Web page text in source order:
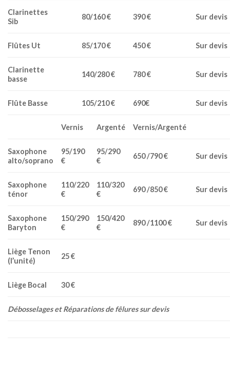
Clarinettes
Sib
80/160 € 390 € Sur devis
Flûtes Ut 85/170 € 450 € Sur devis
Clarinette
basse
140/280 € 780 € Sur devis
Flûte Basse 105/210 € 690€ Sur devis
Vernis Argenté Vernis/Argenté
Saxophone
alto/soprano
95/190
€
95/290
€
650 /790 € Sur devis
Saxophone
ténor
110/220
€
110/320
€
690 /850 € Sur devis
Saxophone
Baryton
150/290
€
150/420
€
890 /1100 € Sur devis
Liège Tenon
(l’unité)
25 €
Liège Bocal 30 €
Débosselages et Réparations de fêlures sur devis